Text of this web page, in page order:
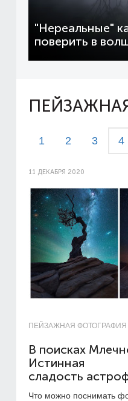
"Нереальные"
поверить в
1 2 3 4
11 ДЕКАБРЯ 2020
ПЕЙЗАЖНАЯ ФОТОГРАФИЯ
В поисках
Истинная
сладость
Что можно поснимать